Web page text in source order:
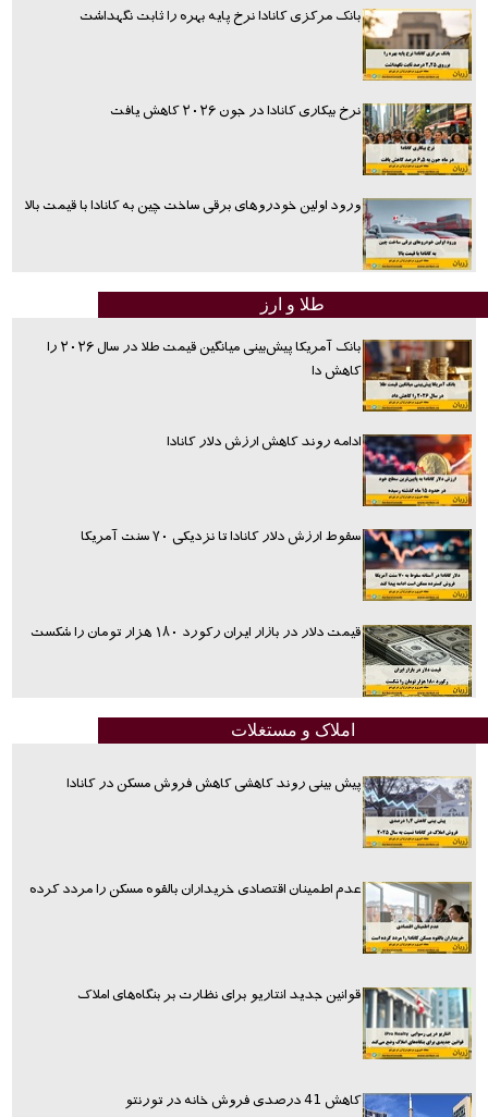
بانک مرکزی کانادا نرخ پایه بهره را ثابت نگهداشت
نرخ بیکاری کانادا در جون ۲۰۲۶ کاهش یافت
ورود اولین خودروهای برقی ساخت چین به کانادا با قیمت بالا
طلا و ارز
بانک آمریکا پیش‌بینی میانگین قیمت طلا در سال ۲۰۲۶ را
کاهش دا
ادامه روند کاهش ارزش دلار کانادا
سقوط ارزش دلار کانادا تا نزدیکی ۷۰ سنت آمریکا
قیمت دلار در بازار ایران رکورد ۱۸۰ هزار تومان را شکست
املاک و مستغلات
پیش بینی روند کاهشی کاهش فروش مسکن در کانادا
عدم اطمینان اقتصادی خریداران بالقوه مسکن را مردد کرده
قوانین جدید انتاریو برای نظارت بر بنگاه‌های املاک
کاهش 41 درصدی فروش خانه در تورنتو